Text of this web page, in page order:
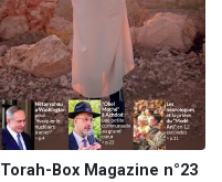
Torah-Box Magazine n°23